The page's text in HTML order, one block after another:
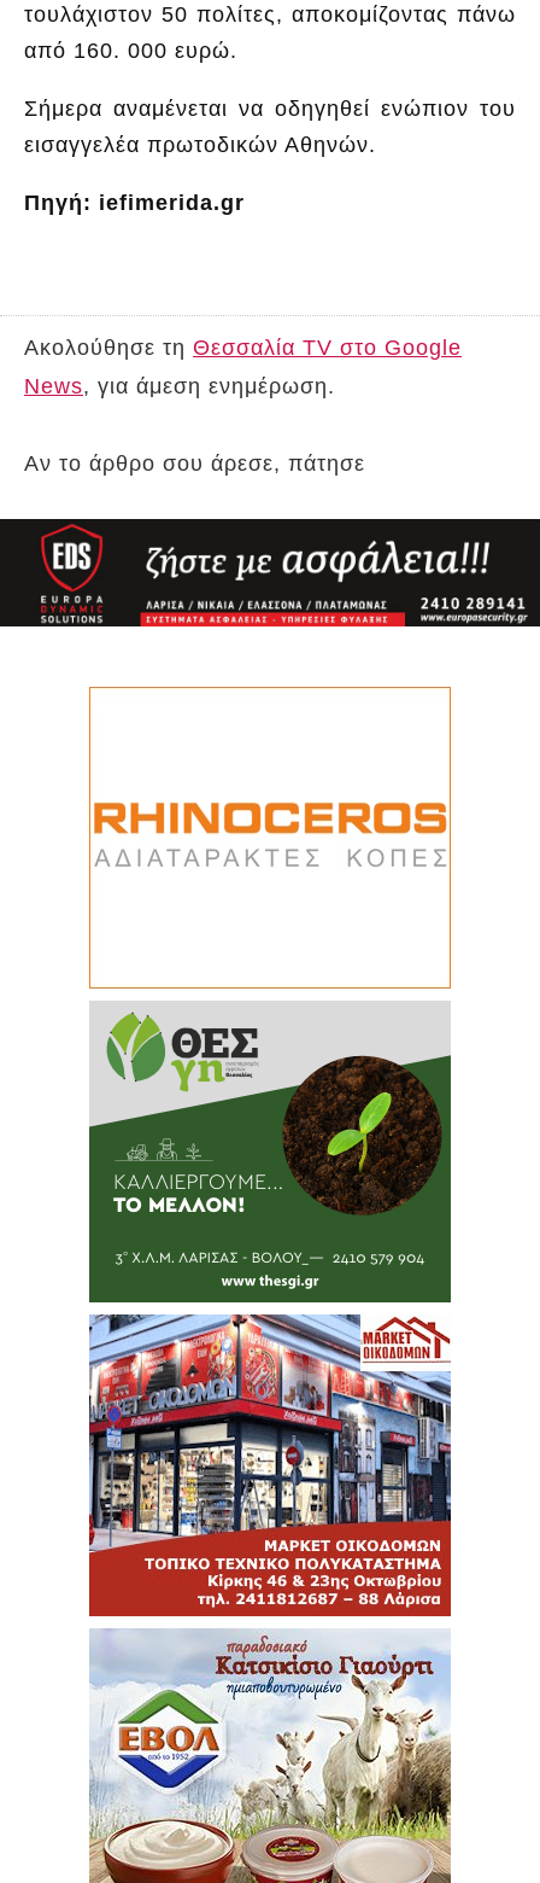
τουλάχιστον 50 πολίτες, αποκομίζοντας πάνω
από 160. 000 ευρώ.
Σήμερα αναμένεται να οδηγηθεί ενώπιον του
εισαγγελέα πρωτοδικών Αθηνών.
Πηγή: iefimerida.gr
Ακολούθησε τη Θεσσαλία TV στο Google
News, για άμεση ενημέρωση.
Αν το άρθρο σου άρεσε, πάτησε